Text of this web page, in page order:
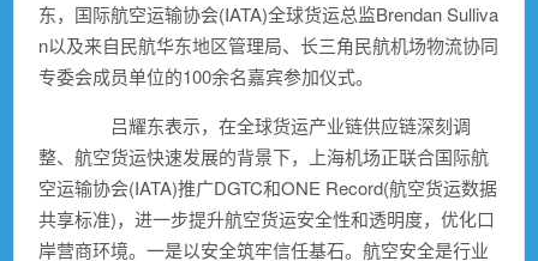
东，国际航空运输协会(IATA)全球货运总监Brendan Sulliva
n以及来自民航华东地区管理局、长三角民航机场物流协同
专委会成员单位的100余名嘉宾参加仪式。
吕耀东表示，在全球货运产业链供应链深刻调
整、航空货运快速发展的背景下，上海机场正联合国际航
空运输协会(IATA)推广DGTC和ONE Record(航空货运数据
共享标准)，进一步提升航空货运安全性和透明度，优化口
岸营商环境。一是以安全筑牢信任基石。航空安全是行业